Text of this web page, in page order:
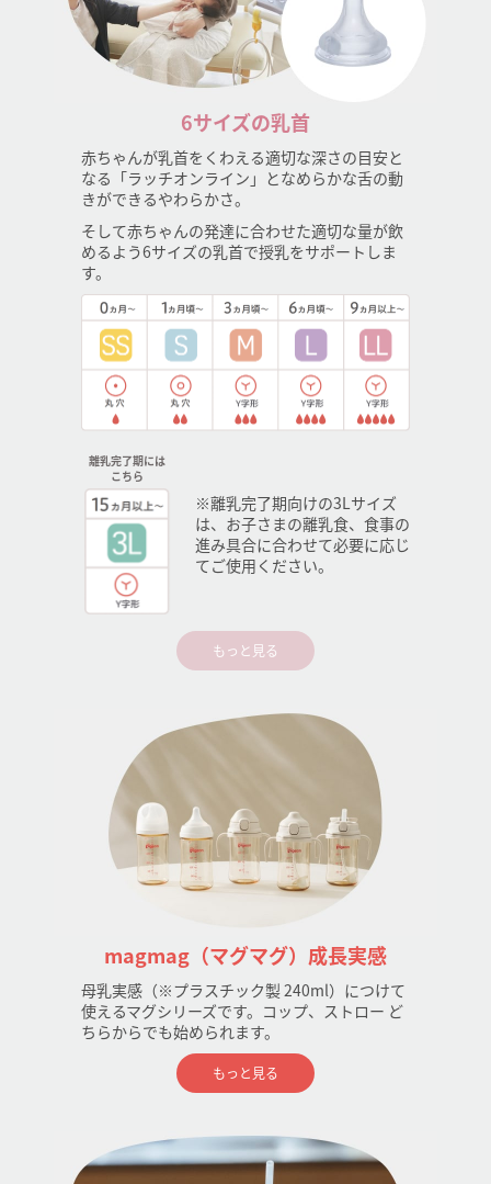
6サイズの乳首
赤ちゃんが乳首をくわえる適切な深さの目安と
なる「ラッチオンライン」となめらかな舌の動
きができるやわらかさ。
そして赤ちゃんの発達に合わせた適切な量が飲
めるよう6サイズの乳首で授乳をサポートしま
す。
離乳完了期には
こちら
※離乳完了期向けの3Lサイズ
は、お子さまの離乳食、食事の
進み具合に合わせて必要に応じ
てご使用ください。
もっと見る
magmag（マグマグ）成長実感
母乳実感（※プラスチック製 240ml）につけて
使えるマグシリーズです。コップ、ストロー ど
ちらからでも始められます。
もっと見る